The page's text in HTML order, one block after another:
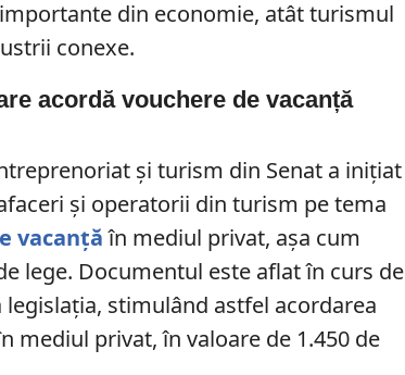
din economie, atât turismul
conexe.
acordă vouchere de vacanță
şi turism din Senat a iniţiat
şi operatorii din turism pe tema
vacanţăîn mediul privat, aşa cum
lege. Documentul este aflat în curs de
stimulând astfel acordarea
mediul privat, în valoare de 1.450 de